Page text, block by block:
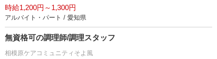
時給1,200円～1,300円
アルバイト・パート / 愛知県
無資格可の調理師/調理スタッフ
相模原ケアコミュニティそよ風